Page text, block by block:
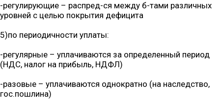
-регулирующие – распред-ся между б-тами различных
уровней с целью покрытия дефицита
5)по периодичности уплаты:
-регулярные – уплачиваются за определенный период
(НДС, налог на прибыль, НДФЛ)
-разовые – уплачиваются однократно (на наследство,
гос.пошлина)